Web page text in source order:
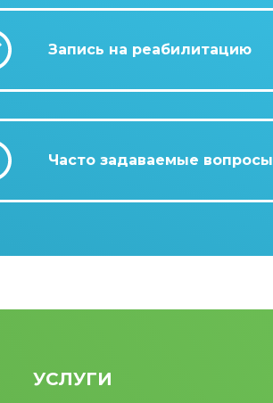
Запись на реабилитацию
Часто задаваемые вопросы
УСЛУГИ